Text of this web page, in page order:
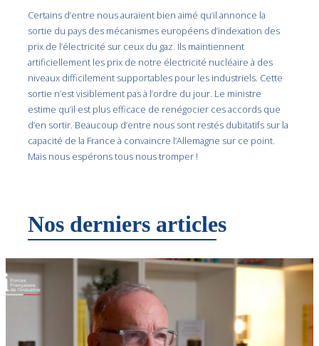
Certains d’entre nous auraient bien aimé qu’il annonce la
sortie du pays des mécanismes européens d’indexation des
prix de l’électricité sur ceux du gaz. Ils maintiennent
artificiellement les prix de notre électricité nucléaire à des
niveaux difficilement supportables pour les industriels. Cette
sortie n’est visiblement pas à l’ordre du jour. Le ministre
estime qu’il est plus efficace de renégocier ces accords que
d’en sortir. Beaucoup d’entre nous sont restés dubitatifs sur la
capacité de la France à convaincre l’Allemagne sur ce point.
Mais nous espérons tous nous tromper !
Nos derniers articles